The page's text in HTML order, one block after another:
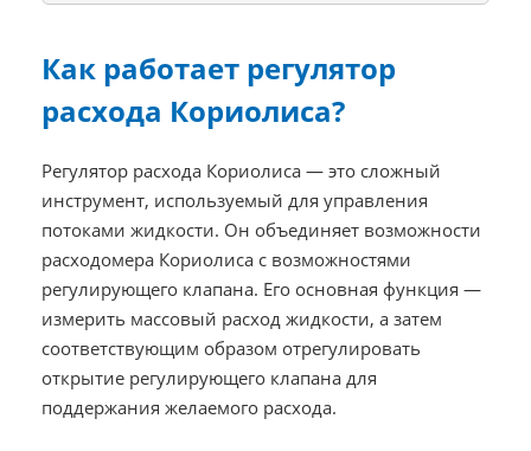
Как работает регулятор
расхода Кориолиса?
Регулятор расхода Кориолиса — это сложный
инструмент, используемый для управления
потоками жидкости. Он объединяет возможности
расходомера Кориолиса с возможностями
регулирующего клапана. Его основная функция —
измерить массовый расход жидкости, а затем
соответствующим образом отрегулировать
открытие регулирующего клапана для
поддержания желаемого расхода.